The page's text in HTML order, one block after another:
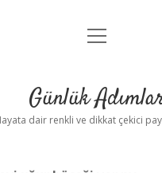
Anasayfa
Yasal Uyarı
menüyü
Günlük
dair renkli ve dikkat çekici